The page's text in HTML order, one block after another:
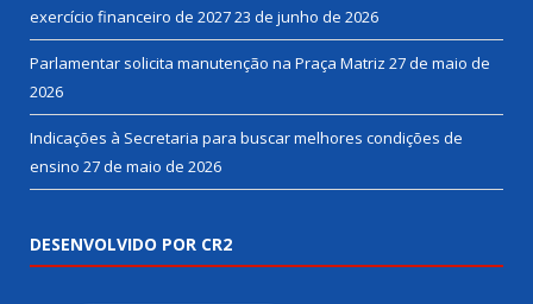
exercício financeiro de 202723 de junho de 2026
Parlamentar solicita manutenção na Praça Matriz 27 de maio de
2026
Indicações à Secretaria para buscar melhores condições de
ensino 27 de maio de 2026
DESENVOLVIDO POR CR2